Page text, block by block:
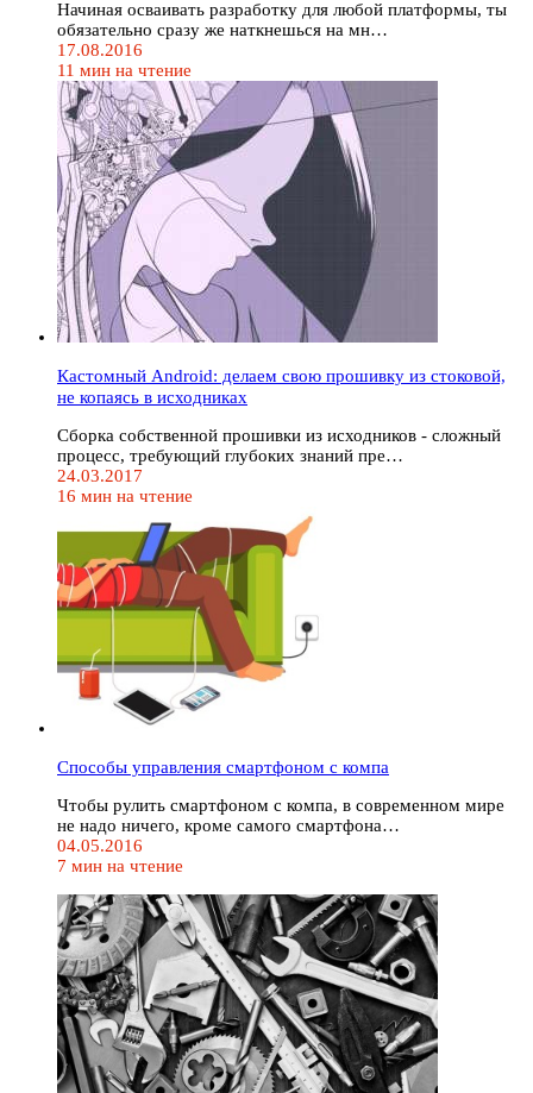
Начиная осваивать разработку для любой платформы, ты
обязательно сразу же наткнешься на мн…
17.08.2016
11 мин на чтение
Кастомный Android: делаем свою прошивку из стоковой,
не копаясь в исходниках
Сборка собственной прошивки из исходников - сложный
процесс, требующий глубоких знаний пре…
24.03.2017
16 мин на чтение
Способы управления смартфоном с компа
Чтобы рулить смартфоном с компа, в современном мире
не надо ничего, кроме самого смартфона…
04.05.2016
7 мин на чтение